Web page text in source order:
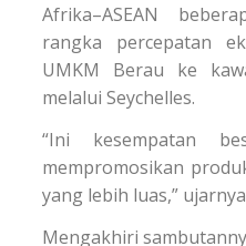
Afrika–ASEAN
rangka percepatan
UMKM Berau ke
melalui Seychelles.
“Ini kesempatan
mempromosikan
yang lebih luas,”
Mengakhiri